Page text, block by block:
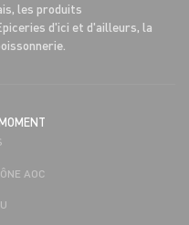
les produits
d'ici et d'ailleurs, la
AOC